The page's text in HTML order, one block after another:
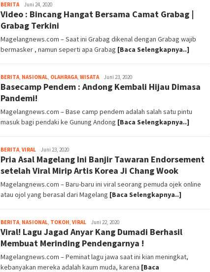
BERITAmagelangnews
Juni 24, 2020
Video : Bincang Hangat Bersama Camat Grabag |
Grabag Terkini
Magelangnews.com – Saat ini Grabag dikenal dengan Grabag wajib
bermasker , namun seperti apa Grabag [Baca Selengkapnya..]
BERITA, NASIONAL, OLAHRAGA, WISATAmagelangnews
Juni 23, 2020
Basecamp Pendem : Andong Kembali Hijau Dimasa
Pandemi!
Magelangnews.com – Base camp pendem adalah salah satu pintu
masuk bagi pendaki ke Gunung Andong [Baca Selengkapnya..]
BERITA, VIRAL magelangnews
Juni 23, 2020
Pria Asal Magelang Ini Banjir Tawaran Endorsement
setelah Viral Mirip Artis Korea Ji Chang Wook
Magelangnews.com – Baru-baru ini viral seorang pemuda ojek online
atau ojol yang berasal dari Magelang [Baca Selengkapnya..]
BERITA, NASIONAL, TOKOH, VIRAL magelangnews
Juni 22, 2020
Viral! Lagu Jagad Anyar Kang Dumadi Berhasil
Membuat Merinding Pendengarnya !
Magelangnews.com – Peminat lagu jawa saat ini kian meningkat,
kebanyakan mereka adalah kaum muda, karena [Baca